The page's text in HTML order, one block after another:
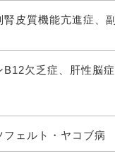
皮質機能亢進症、副
欠乏症、肝性脳症
ェルト・ヤコブ病